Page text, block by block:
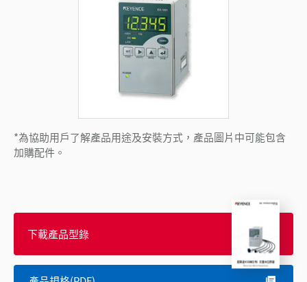
*為協助用戶了解產品用途及安裝方式，產品圖片中可能包含
加購配件。
下載產品型錄